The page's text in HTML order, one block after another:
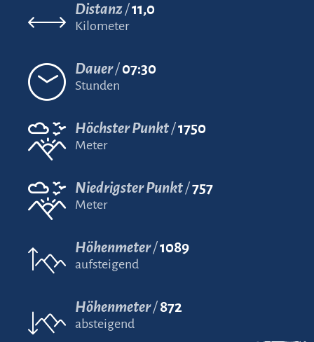
Distanz 11,0
Kilometer
Dauer 07:30
Stunden
Höchster Punkt 1750
Meter
Niedrigster Punkt 757
Meter
Höhenmeter 1089
aufsteigend
Höhenmeter 872
absteigend